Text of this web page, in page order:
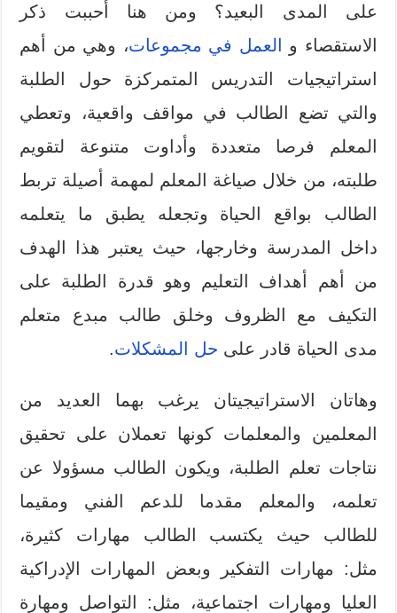
على المدى البعيد؟ ومن هنا أحببت ذكر
الاستقصاء و
العمل في مجموعات، وهي من أهم
استراتيجيات التدريس المتمركزة حول الطلبة
والتي تضع الطالب في مواقف واقعية، وتعطي
المعلم فرصا متعددة وأداوت متنوعة لتقويم
طلبته، من خلال صياغة المعلم لمهمة أصيلة تربط
الطالب بواقع الحياة وتجعله يطبق ما يتعلمه
داخل المدرسة وخارجها، حيث يعتبر هذا الهدف
من أهم أهداف التعليم وهو قدرة الطلبة على
التكيف مع الظروف وخلق طالب مبدع متعلم
مدى الحياة قادر على حل المشكلات.
وهاتان الاستراتيجيتان يرغب بهما العديد من
المعلمين والمعلمات كونها تعملان على تحقيق
نتاجات تعلم الطلبة، ويكون الطالب مسؤولا عن
تعلمه، والمعلم مقدما للدعم الفني ومقيما
للطالب حيث يكتسب الطالب مهارات كثيرة،
مثل: مهارات التفكير وبعض المهارات الإدراكية
العليا ومهارات اجتماعية، مثل: التواصل ومهارة